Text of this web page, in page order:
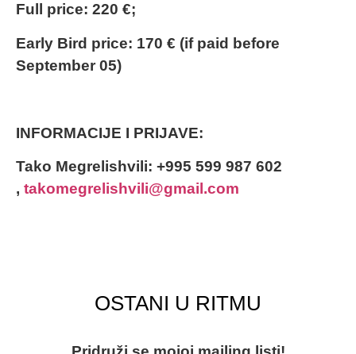
Full price: 220 €;
Early Bird price: 170 € (if paid before
September 05)
INFORMACIJE I PRIJAVE:
Tako Megrelishvili: +995 599 987 602
, takomegrelishvili@gmail.com
OSTANI U RITMU